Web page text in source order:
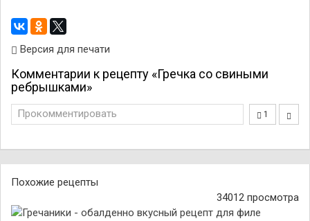
Версия для печати
Комментарии к рецепту «Гречка со свиными
ребрышками»
1
Прокомментировать
Похожие рецепты
34012 просмотра